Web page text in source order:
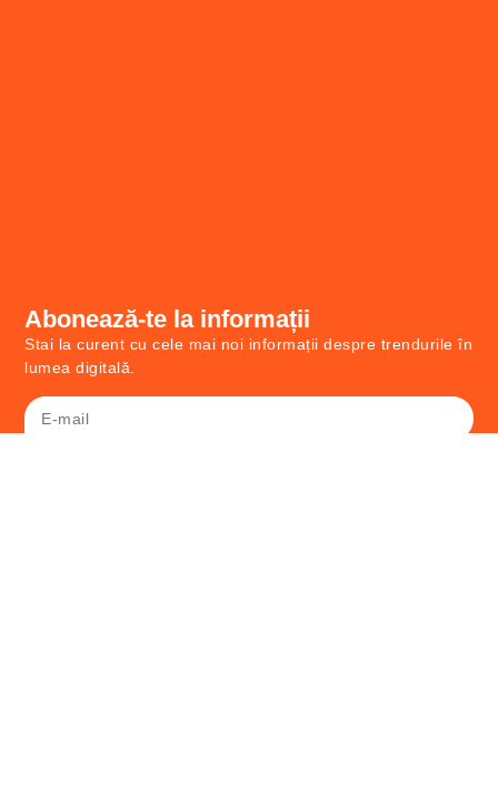
Abonează-te la informații
Stai la curent cu cele mai noi informații despre trendurile în
lumea digitală.